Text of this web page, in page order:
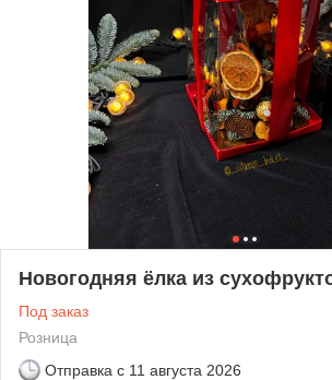
Новогодняя ёлка из
Под заказ
Розница
Отправка с 11 августа 2026